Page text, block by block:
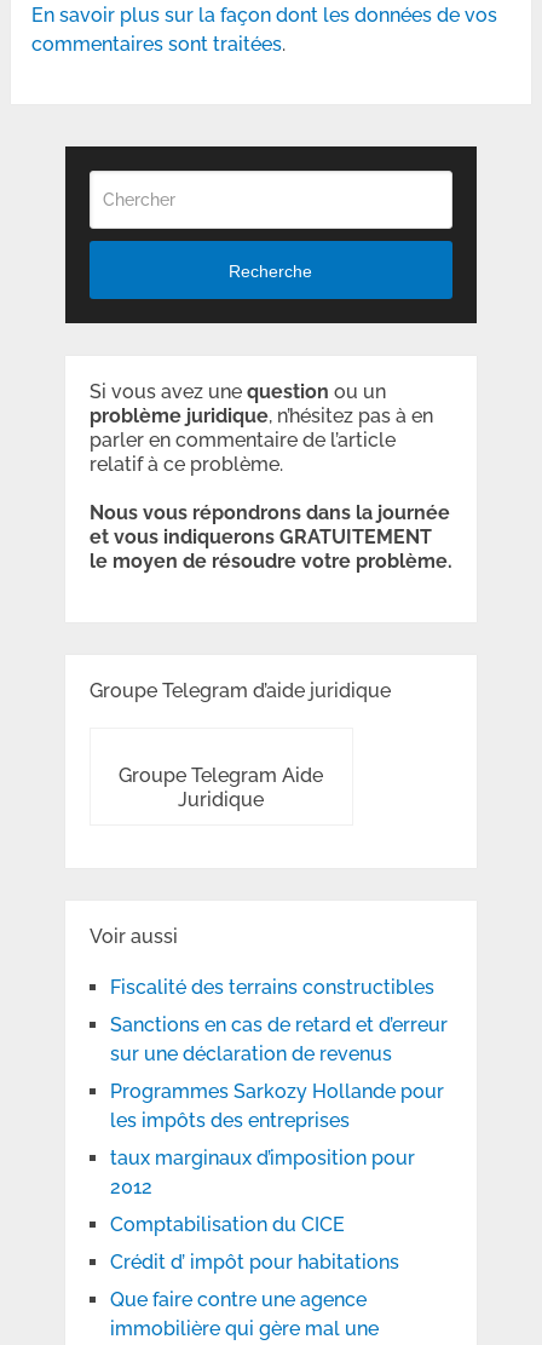
En savoir plus sur la façon dont les données de vos
commentaires sont traitées.
Recherche
Si vous avez une question ou un
problème juridique, n’hésitez pas à en
parler en commentaire de l’article
relatif à ce problème.
Nous vous répondrons dans la journée
et vous indiquerons GRATUITEMENT
le moyen de résoudre votre problème.
Groupe Telegram d’aide juridique
Groupe Telegram Aide
Juridique
Voir aussi
Fiscalité des terrains constructibles
Sanctions en cas de retard et d’erreur
sur une déclaration de revenus
Programmes Sarkozy Hollande pour
les impôts des entreprises
taux marginaux d’imposition pour
2012
Comptabilisation du CICE
Crédit d’ impôt pour habitations
Que faire contre une agence
immobilière qui gère mal une